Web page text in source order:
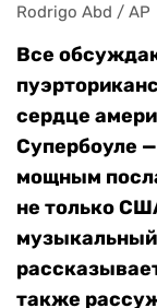
Rodrigo Abd / AP
Все
сердце
Супербоуле
мощным
не только
также